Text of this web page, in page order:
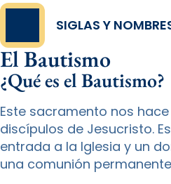
SIGLAS Y
El Bautismo
¿Qué es el Bautismo?
Este sacramento nos
discípulos de Jesucristo.
entrada a la Iglesia y un
una comunión